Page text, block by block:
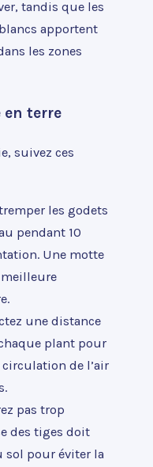
tandis que les
apportent
les zones
en terre
suivez ces
les godets
pendant 10
Une motte
une distance
plant pour
de l’air
pas trop
des tiges doit
sol pour éviter la